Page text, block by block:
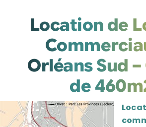
Location de
Orléans Sud
de